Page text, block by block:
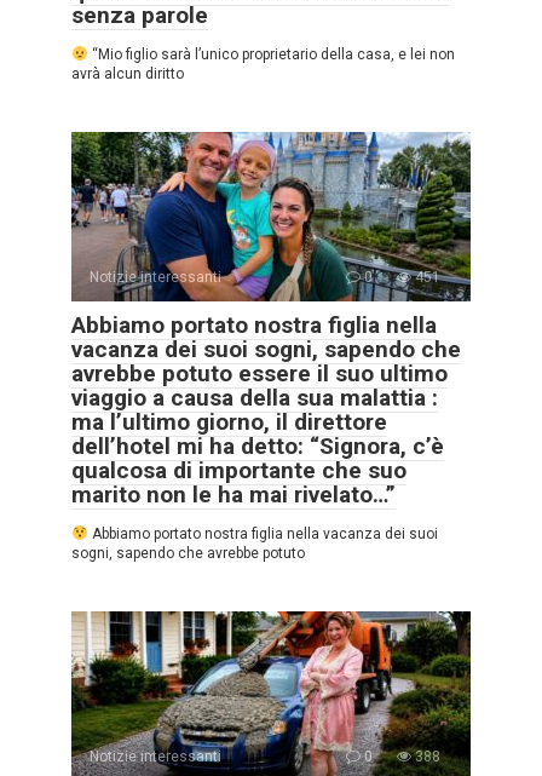
senza parole
“Mio figlio sarà l’unico proprietario della casa, e lei non
avrà alcun diritto
Notizie interessanti 0 451
Abbiamo portato nostra figlia nella
vacanza dei suoi sogni, sapendo che
avrebbe potuto essere il suo ultimo
viaggio a causa della sua malattia :
ma l’ultimo giorno, il direttore
dell’hotel mi ha detto: “Signora, c’è
qualcosa di importante che suo
marito non le ha mai rivelato…”
Abbiamo portato nostra figlia nella vacanza dei suoi
sogni, sapendo che avrebbe potuto
Notizie interessanti 0 388